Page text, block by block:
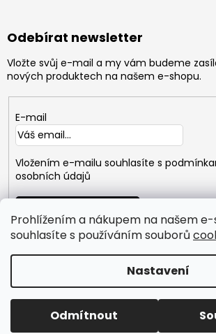
Prohlížením a nákupem na našem
souhlasíte s používáním souborů
Nastavení
Odmítnout
Odebírat newsletter
Vložte svůj e-mail a my vám budeme
nových produktech na našem e-shopu.
E-mail
Vložením e-mailu souhlasíte s
osobních údajů
SE
Vytvořil Shoptet